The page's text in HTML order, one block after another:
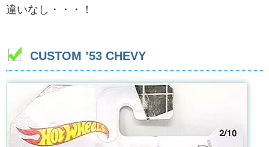
違いなし・・・！
CUSTOM ’53 CHEVY